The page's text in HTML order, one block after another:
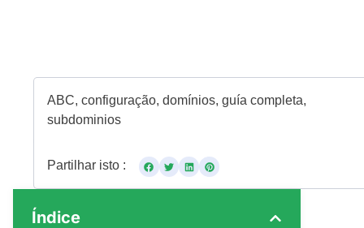
ABC, configuração, domínios, guía completa,
subdominios
Partilhar isto :
Índice